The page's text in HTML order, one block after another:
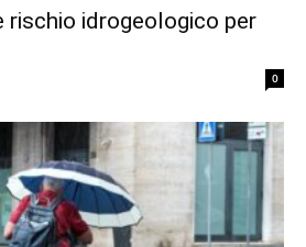
idrogeologico per
0